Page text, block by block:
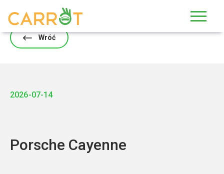
Wróć
2026-07-14
Porsche Cayenne